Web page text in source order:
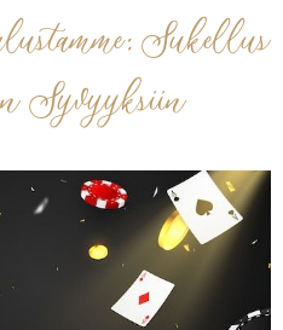
Sukellus
Syvyyksiin